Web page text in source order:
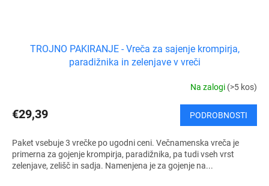
TROJNO PAKIRANJE - Vreča za sajenje krompirja,
paradižnika in zelenjave v vreči
Na zalogi (>5 kos)
€29,39 PODROBNOSTI
Paket vsebuje 3 vrečke po ugodni ceni. Večnamenska vreča je
primerna za gojenje krompirja, paradižnika, pa tudi vseh vrst
zelenjave, zelišč in sadja. Namenjena je za gojenje na...